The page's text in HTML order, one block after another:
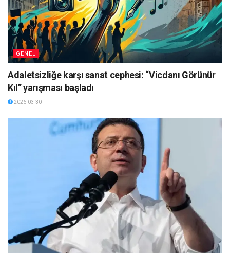
GENEL
Adaletsizliğe karşı sanat cephesi: “Vicdanı Görünür
Kıl” yarışması başladı
2026-03-30